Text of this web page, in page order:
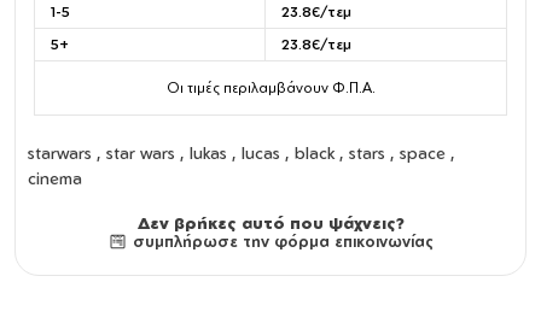
1-5
23.8€/τεμ
5+
23.8€/τεμ
Οι τιμές περιλαμβάνουν Φ.Π.Α.
starwars , star wars , lukas , lucas , black , stars , space ,
cinema
Δεν βρήκες αυτό που ψάχνεις?
συμπλήρωσε την φόρμα επικοινωνίας